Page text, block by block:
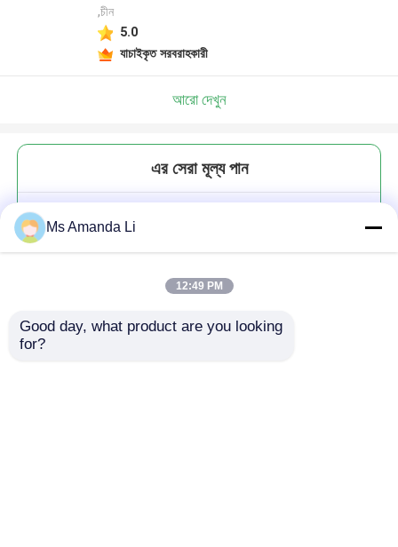
,চীন
5.0
যাচাইকৃত সরবরাহকারী
আরো দেখুন
এর সেরা মূল্য পান
ওয়াচ
Ms Amanda Li
12:49 PM
Good day, what product are you looking
for?